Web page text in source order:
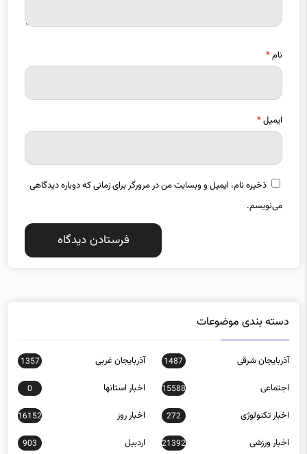
نام*
ایمیل*
ذخیره نام، ایمیل و وبسایت من در مرورگر برای زمانی که دوباره دیدگاهی
می‌نویسم.
دسته بندی موضوعات
آذربایجان شرقی 1487 آذربایجان غربی 1357
اجتماعی 15588 اخبار استانها 0
اخبار تکنولوژی 272 اخبار روز 16152
اخبار ورزشی 21392 اردبیل 903